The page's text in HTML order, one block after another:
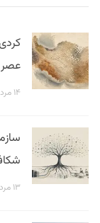
عصر
۱۴ مرداد ۱۴۰۵
۱۳ مرداد ۱۴۰۵